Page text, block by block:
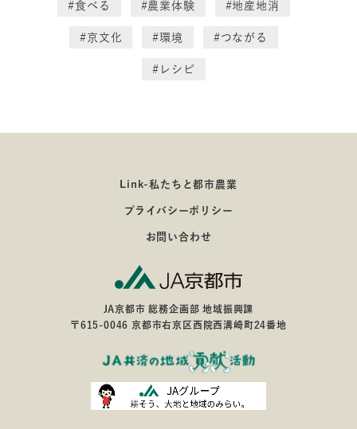
#食べる #農業体験 #地産地消
#京文化 #環境 #つながる
#レシピ
Link-私たちと都市農業
プライバシーポリシー
お問い合わせ
JA京都市 総務企画部 地域振興課
〒615-0046 京都市右京区西院西溝崎町24番地